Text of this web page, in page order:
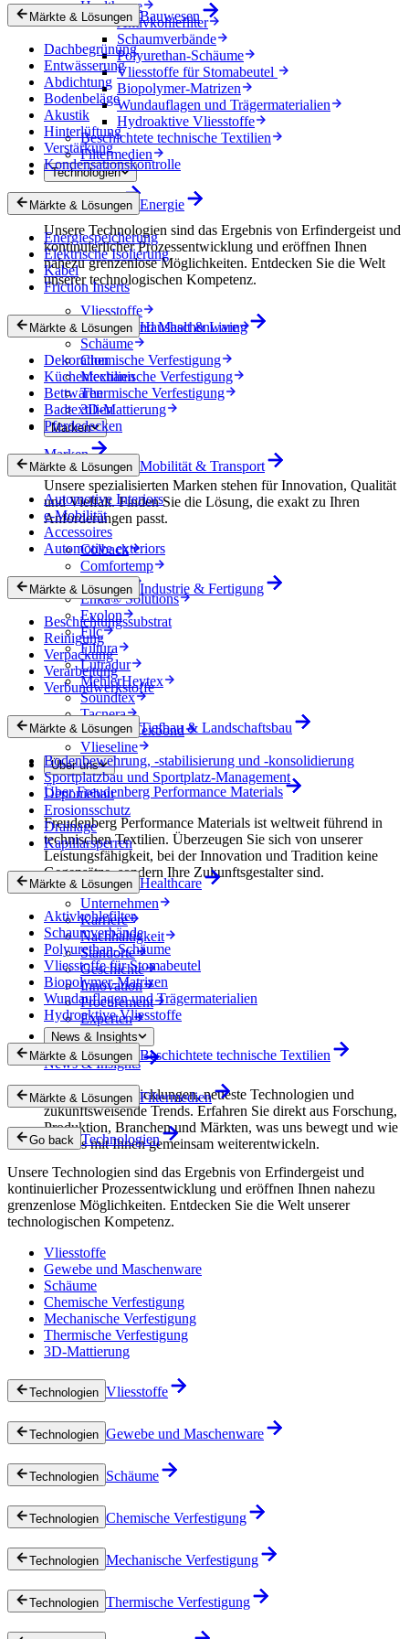
Healthcare
Aktivkohlefilter
Schaumverbände
Polyurethan-Schäume
Vliesstoffe für Stomabeutel
Biopolymer-Matrizen
Wundauflagen und Trägermaterialien
Hydroaktive Vliesstoffe
Beschichtete technische Textilien
Filtermedien
Technologien
Technologien
Unsere Technologien sind das Ergebnis von Erfindergeist und
kontinuierlicher Prozessentwicklung und eröffnen Ihnen
nahezu grenzenlose Möglichkeiten. Entdecken Sie die Welt
unserer technologischen Kompetenz.
Vliesstoffe
Gewebe und Maschenware
Schäume
Chemische Verfestigung
Mechanische Verfestigung
Thermische Verfestigung
3D-Mattierung
Marken
Marken
Unsere spezialisierten Marken stehen für Innovation, Qualität
und Vielfalt. Finden Sie die Lösung, die exakt zu Ihren
Anforderungen passt.
Colback
Comfortemp
Dripstop
Enka® Solutions
Evolon
Filc
Filtura
Lutradur
MehlerHeytex
Soundtex
Tacnera
Terbond-Texbond
Vlieseline
Über uns
Über Freudenberg Performance Materials
Freudenberg Performance Materials ist weltweit führend in
technischen Textilien. Überzeugen Sie sich von unserer
Leistungsfähigkeit, bei der Innovation und Tradition keine
Gegensätze, sondern Ihre Zukunftsgestalter sind.
Unternehmen
Karriere
Nachhaltigkeit
Standorte
Geschichte
Innovation
Procurement
Experten
News & Insights
News & Insights
Innovative Entwicklungen, neueste Technologien und
zukunftsweisende Trends. Erfahren Sie direkt aus Forschung,
Produktion, Branchen und Märkten, was uns bewegt und wie
wir uns mit Ihnen gemeinsam weiterentwickeln.
Märkte & Lösungen Bauwesen
Dachbegrünung
Entwässerung
Abdichtung
Bodenbeläge
Akustik
Hinterlüftung
Verstärkung
Kondensationskontrolle
Märkte & Lösungen Energie
Energiespeicherung
Elektrische Isolierung
Kabel
Friction Inserts
Märkte & Lösungen Haushalt & Living
Dekoration
Küchentextilien
Bettwaren
Badtextilien
Pferdedecken
Märkte & Lösungen Mobilität & Transport
Automotive Interiors
e-Mobilität
Accessoires
Automotive exteriors
Märkte & Lösungen Industrie & Fertigung
Beschichtungssubstrat
Reinigung
Verpackung
Verarbeitung
Verbundwerkstoffe
Märkte & Lösungen Tiefbau & Landschaftsbau
Bodenbewehrung, -stabilisierung und -konsolidierung
Sportplatzbau und Sportplatz-Management
Deponiebau
Erosionsschutz
Drainage
Kapillarsperren
Märkte & Lösungen Healthcare
Aktivkohlefilter
Schaumverbände
Polyurethan-Schäume
Vliesstoffe für Stomabeutel
Biopolymer-Matrizen
Wundauflagen und Trägermaterialien
Hydroaktive Vliesstoffe
Märkte & Lösungen Beschichtete technische Textilien
Märkte & Lösungen Filtermedien
Go back Technologien
Unsere Technologien sind das Ergebnis von Erfindergeist und
kontinuierlicher Prozessentwicklung und eröffnen Ihnen nahezu
grenzenlose Möglichkeiten. Entdecken Sie die Welt unserer
technologischen Kompetenz.
Vliesstoffe
Gewebe und Maschenware
Schäume
Chemische Verfestigung
Mechanische Verfestigung
Thermische Verfestigung
3D-Mattierung
Technologien Vliesstoffe
Technologien Gewebe und Maschenware
Technologien Schäume
Technologien Chemische Verfestigung
Technologien Mechanische Verfestigung
Technologien Thermische Verfestigung